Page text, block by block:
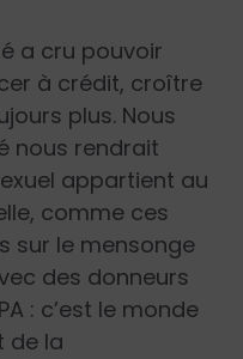
a cru pouvoir
à crédit, croître
plus. Nous
nous rendrait
appartient au
comme ces
sur le mensonge
des donneurs
: c’est le monde
de la